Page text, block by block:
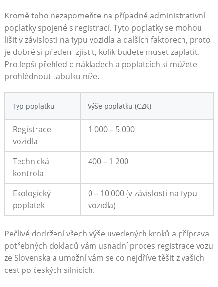
Kromě‌ toho nezapomeňte na případné‌ administrativní
poplatky​ spojené s registrací. Tyto poplatky se mohou⁢
lišit v závislosti na typu vozidla ‌a dalších faktorech, ‌proto
je ⁤dobré si předem ‍zjistit, ⁤kolik budete muset zaplatit.
Pro lepší přehled o nákladech ⁢a poplatcích si můžete
⁤prohlédnout tabulku ‍níže.
Typ‍ poplatku Výše poplatku ⁤(CZK)
Registrace
vozidla
1 000 – 5 000
Technická
kontrola
400 – 1 200
Ekologický‍
poplatek
0 – 10 000 (v závislosti na typu
vozidla)
Pečlivé dodržení všech výše uvedených kroků a příprava⁢
potřebných ​dokladů​ vám usnadní proces‍ registrace vozu
‍ze ‍Slovenska‌ a‌ umožní‌ vám se co nejdříve těšit ‍z ​vašich
cest po českých silnicích.